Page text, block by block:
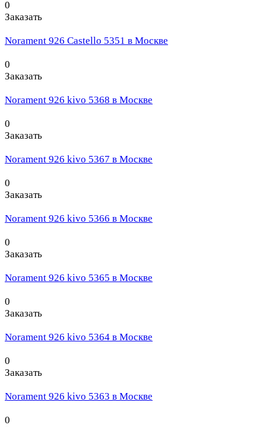
0
Заказать
Norament 926 Castello 5351 в Москве
0
Заказать
Norament 926 kivo 5368 в Москве
0
Заказать
Norament 926 kivo 5367 в Москве
0
Заказать
Norament 926 kivo 5366 в Москве
0
Заказать
Norament 926 kivo 5365 в Москве
0
Заказать
Norament 926 kivo 5364 в Москве
0
Заказать
Norament 926 kivo 5363 в Москве
0